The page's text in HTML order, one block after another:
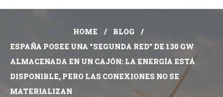
HOME
BLOG
ESPAÑA POSEE UNA “SEGUNDA RED” DE 130 GW
ALMACENADA EN UN CAJÓN: LA ENERGÍA ESTÁ
DISPONIBLE, PERO LAS CONEXIONES NO SE
MATERIALIZAN